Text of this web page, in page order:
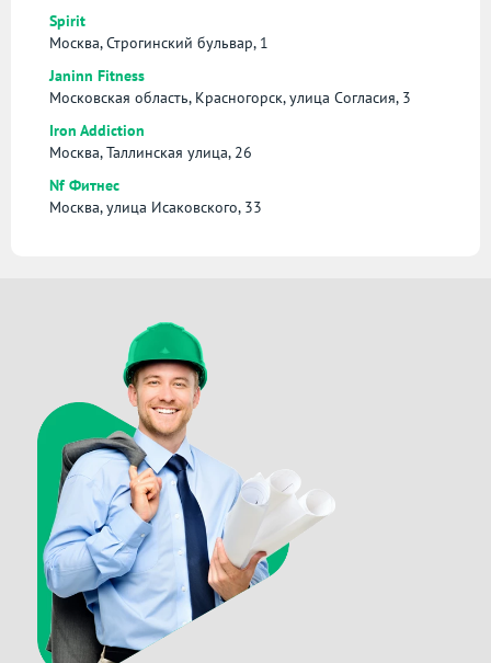
Spirit
Москва, Строгинский бульвар, 1
Janinn Fitness
Московская область, Красногорск, улица Согласия, 3
Iron Addiction
Москва, Таллинская улица, 26
Nf Фитнес
Москва, улица Исаковского, 33